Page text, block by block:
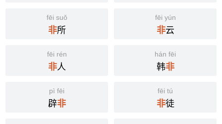
fēi suǒ
非所
fēi yún
非云
fēi rén
非人
hán fēi
韩非
pì fēi
辟非
fēi tú
非徒